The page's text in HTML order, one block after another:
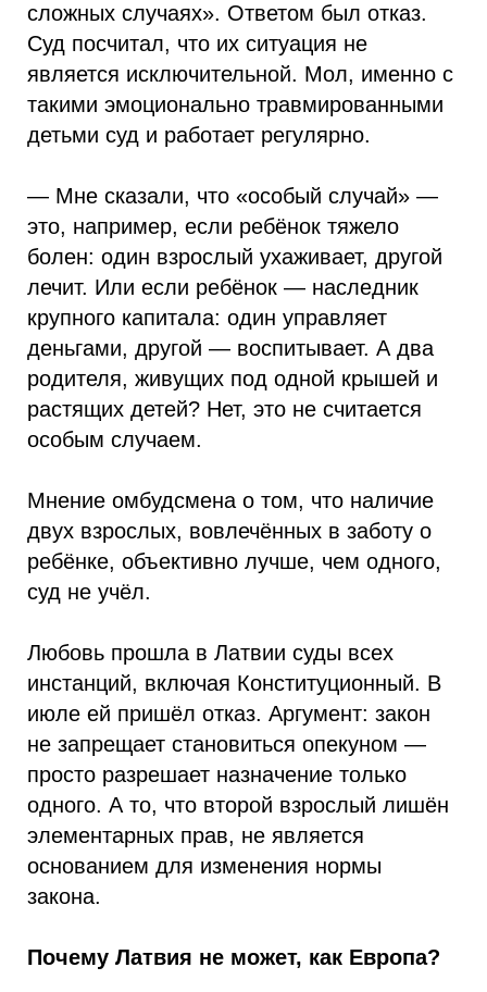
сложных случаях». Ответом был отказ.
Суд посчитал, что их ситуация не
является исключительной. Мол, именно с
такими эмоционально травмированными
детьми суд и работает регулярно.
— Мне сказали, что «особый случай» —
это, например, если ребёнок тяжело
болен: один взрослый ухаживает, другой
лечит. Или если ребёнок — наследник
крупного капитала: один управляет
деньгами, другой — воспитывает. А два
родителя, живущих под одной крышей и
растящих детей? Нет, это не считается
особым случаем.
Мнение омбудсмена о том, что наличие
двух взрослых, вовлечённых в заботу о
ребёнке, объективно лучше, чем одного,
суд не учёл.
Любовь прошла в Латвии суды всех
инстанций, включая Конституционный. В
июле ей пришёл отказ. Аргумент: закон
не запрещает становиться опекуном —
просто разрешает назначение только
одного. А то, что второй взрослый лишён
элементарных прав, не является
основанием для изменения нормы
закона.
Почему Латвия не может, как Европа?